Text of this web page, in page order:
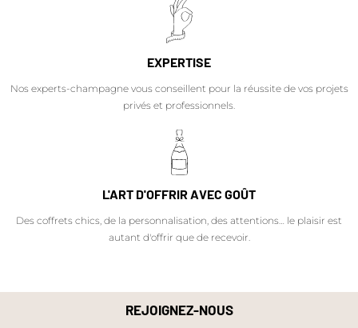
EXPERTISE
Nos experts-champagne vous conseillent pour la réussite de vos projets
privés et professionnels.
L'ART D'OFFRIR AVEC GOÛT
Des coffrets chics, de la personnalisation, des attentions… le plaisir est
autant d'offrir que de recevoir.
REJOIGNEZ-NOUS